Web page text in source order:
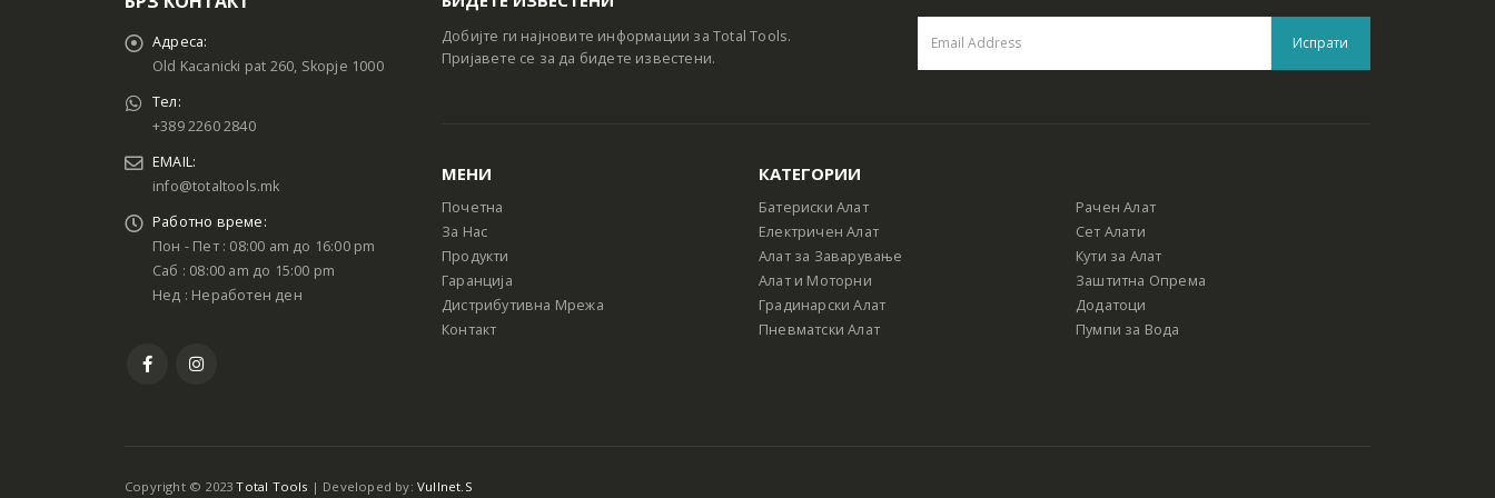
Адреса:
Old Kacanicki pat 260, Skopje 1000
Тел:
+389 2260 2840
EMAIL:
info@totaltools.mk
Работно време:
Пон - Пет : 08:00 am до 16:00 pm
Саб : 08:00 am до 15:00 pm
Нед : Неработен ден
Добијте ги најновите информации за Total Tools.
Пријавете се за да бидете известени.
МЕНИ
Почетна
За Нас
Продукти
Гаранција
Дистрибутивна Мрежа
Контакт
КАТЕГОРИИ
Батериски Алат
Електричен Алат
Алат за Заварување
Алат и Моторни
Градинарски Алат
Пневматски Алат
Рачен Алат
Сет Алати
Кути за Алат
Заштитна Опрема
Додатоци
Пумпи за Вода
Copyright © 2023Total Tools | Developed by:Vullnet.S